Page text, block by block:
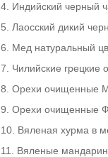
4. Индийский черный
5. Лаосский дикий
6. Мед натуральный
7. Чилийские грецкие
8. Орехи очищенные
9. Орехи очищенные
10. Вяленая хурма в
11. Вяленые